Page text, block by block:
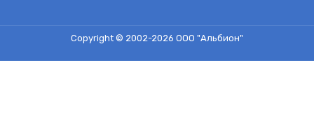
Copyright © 2002-2026 ООО "Альбион"